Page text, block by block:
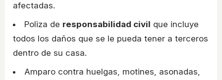
afectadas.
Poliza de responsabilidad civil que incluye
todos los daños que se le pueda tener a terceros
dentro de su casa.
Amparo contra huelgas, motines, asonadas,